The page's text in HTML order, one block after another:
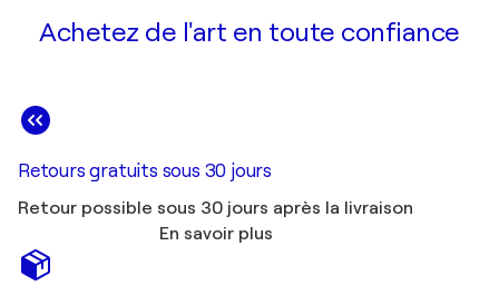
Achetez de l'art en toute confiance
Retours gratuits sous 30 jours
Retour possible sous 30 jours après la livraison
En savoir plus